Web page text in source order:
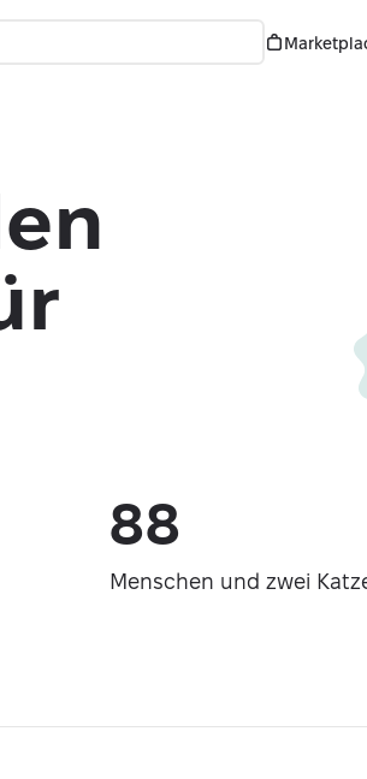
88
Menschen und zwei